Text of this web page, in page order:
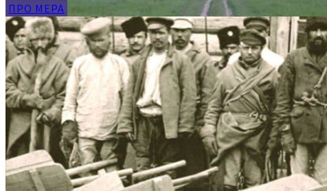
ПРО МЕРА